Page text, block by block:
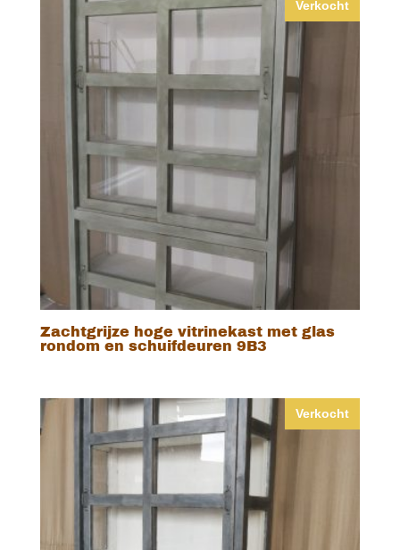
Verkocht
Zachtgrijze hoge vitrinekast met glas
rondom en schuifdeuren 9B3
Verkocht